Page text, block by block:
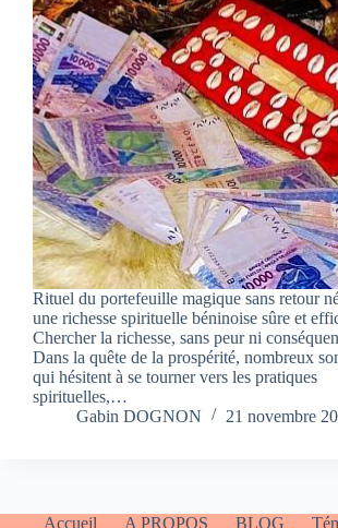
Rituel du portefeuille magique sans retour
une richesse spirituelle béninoise sûre et
Chercher la richesse, sans peur ni
Dans la quête de la prospérité, nombreux
qui hésitent à se tourner vers les pratiques
spirituelles,…
Gabin DOGNON
21 novembre
Accueil A PROPOS BLOG